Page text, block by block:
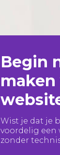
Begin
maken
Wist je dat je
voordelig een
zonder